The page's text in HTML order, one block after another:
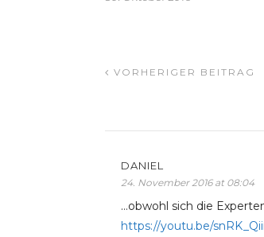
VORHERIGER BEITRAG
DANIEL
24. November 2016 at 08:04
…obwohl sich die
https://youtu.be/